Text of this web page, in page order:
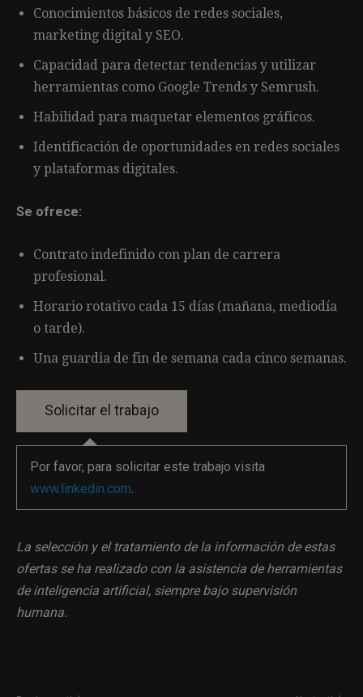
Conocimientos básicos de redes sociales,
marketing digital y SEO.
Capacidad para detectar tendencias y utilizar
herramientas como Google Trends y Semrush.
Habilidad para maquetar elementos gráficos.
Identificación de oportunidades en redes sociales
y plataformas digitales.
Se ofrece:
Contrato indefinido con plan de carrera
profesional.
Horario rotativo cada 15 días (mañana, mediodía
o tarde).
Una guardia de fin de semana cada cinco semanas.
Por favor, para solicitar este trabajo visita
www.linkedin.com.
La selección y el tratamiento de la información de estas
ofertas se ha realizado con la asistencia de herramientas
de inteligencia artificial, siempre bajo supervisión
humana.